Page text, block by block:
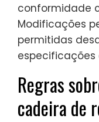
conformidade
Modificações
permitidas
especificações
Regras
cadeira de